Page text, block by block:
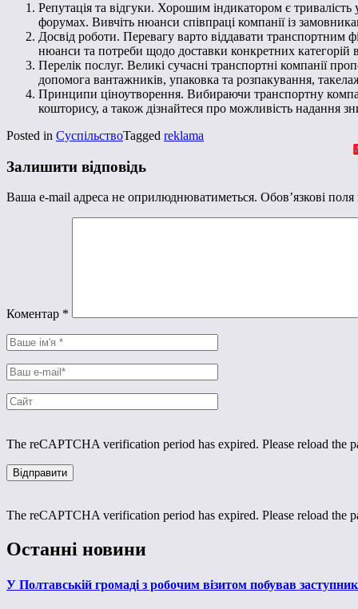
Репутація та відгуки. Хорошим індикатором є
форумах. Вивчіть нюанси співпраці компанії із
Досвід роботи. Перевагу варто віддавати транспортним
нюанси та потреби щодо доставки конкретних категорій
Перелік послуг. Великі сучасні транспортні компанії
допомога вантажників, упаковка та розпакування,
Принципи ціноутворення. Вибираючи транспортну
кошторису, а також дізнайтеся про можливість надання
Posted in СуспільствоTagged reklama
Залишити відповідь
Ваша e-mail адреса не оприлюднюватиметься. Обов’язкові
Коментар *
The reCAPTCHA verification period has expired. Please reload the
The reCAPTCHA verification period has expired. Please reload the
Останні новини
У Полтавській громаді з робочим візитом побував